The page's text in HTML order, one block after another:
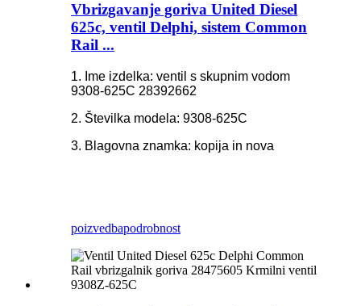
Vbrizgavanje goriva United Diesel
625c, ventil Delphi, sistem Common
Rail ...
1. Ime izdelka: ventil s skupnim vodom
9308-625C 28392662
2. Številka modela: 9308-625C
3. Blagovna znamka: kopija in nova
poizvedbapodrobnost